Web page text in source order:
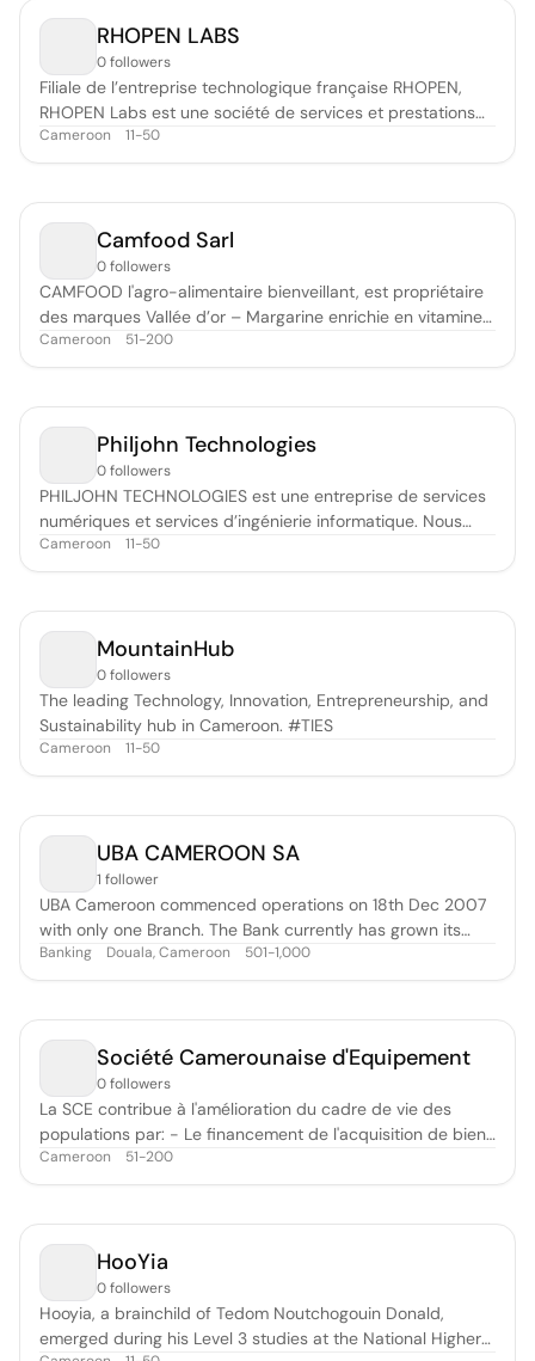
RHOPEN LABS
0 followers
Filiale de l’entreprise technologique française RHOPEN,
RHOPEN Labs est une société de services et prestations
numériques implantée au Cameroun. C'est une entreprise
innovante dans le domaine de la Cybersécurité (Prestation
Cameroon 11-50
Camfood Sarl
0 followers
CAMFOOD l'agro-alimentaire bienveillant, est propriétaire
des marques Vallée d’or – Margarine enrichie en vitamines
A. B. D. E. et OMEGA 6 ; Délice – Mayonnaise à l’huile de
tournesol.
Cameroon 51-200
Philjohn Technologies
0 followers
PHILJOHN TECHNOLOGIES est une entreprise de services
numériques et services d’ingénierie informatique. Nous
développons de multiples activités afin de proposer une
formule dite à « 360° ». Le consulting sur les domaines du
Cameroon 11-50
MountainHub
0 followers
The leading Technology, Innovation, Entrepreneurship, and
Sustainability hub in Cameroon. #TIES
Cameroon 11-50
UBA CAMEROON SA
1 follower
UBA Cameroon commenced operations on 18th Dec 2007
with only one Branch. The Bank currently has grown its
footprint and network of Branches to 20 Branches and 3
cash centres in seven regions of Cameroon. Our aim is to
Banking Douala, Cameroon 501-1,000
Société Camerounaise d'Equipement
0 followers
La SCE contribue à l'amélioration du cadre de vie des
populations par: - Le financement de l'acquisition de biens
de petit équipement (Electroménager, TV, Radio, Mobilier,
Motos, Climatisation, Voitures etc...) d'une part -
Cameroon 51-200
HooYia
0 followers
Hooyia, a brainchild of Tedom Noutchogouin Donald,
emerged during his Level 3 studies at the National Higher